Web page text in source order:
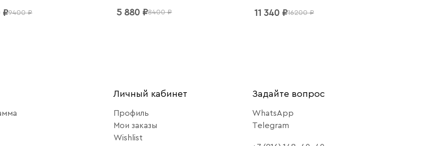
₽9400 ₽ 5 880 ₽8400 ₽ 11 340 ₽16200 ₽
Личный кабинет
Профиль
Мои заказы
Wishlist
Задайте вопрос
WhatsApp
Telegram